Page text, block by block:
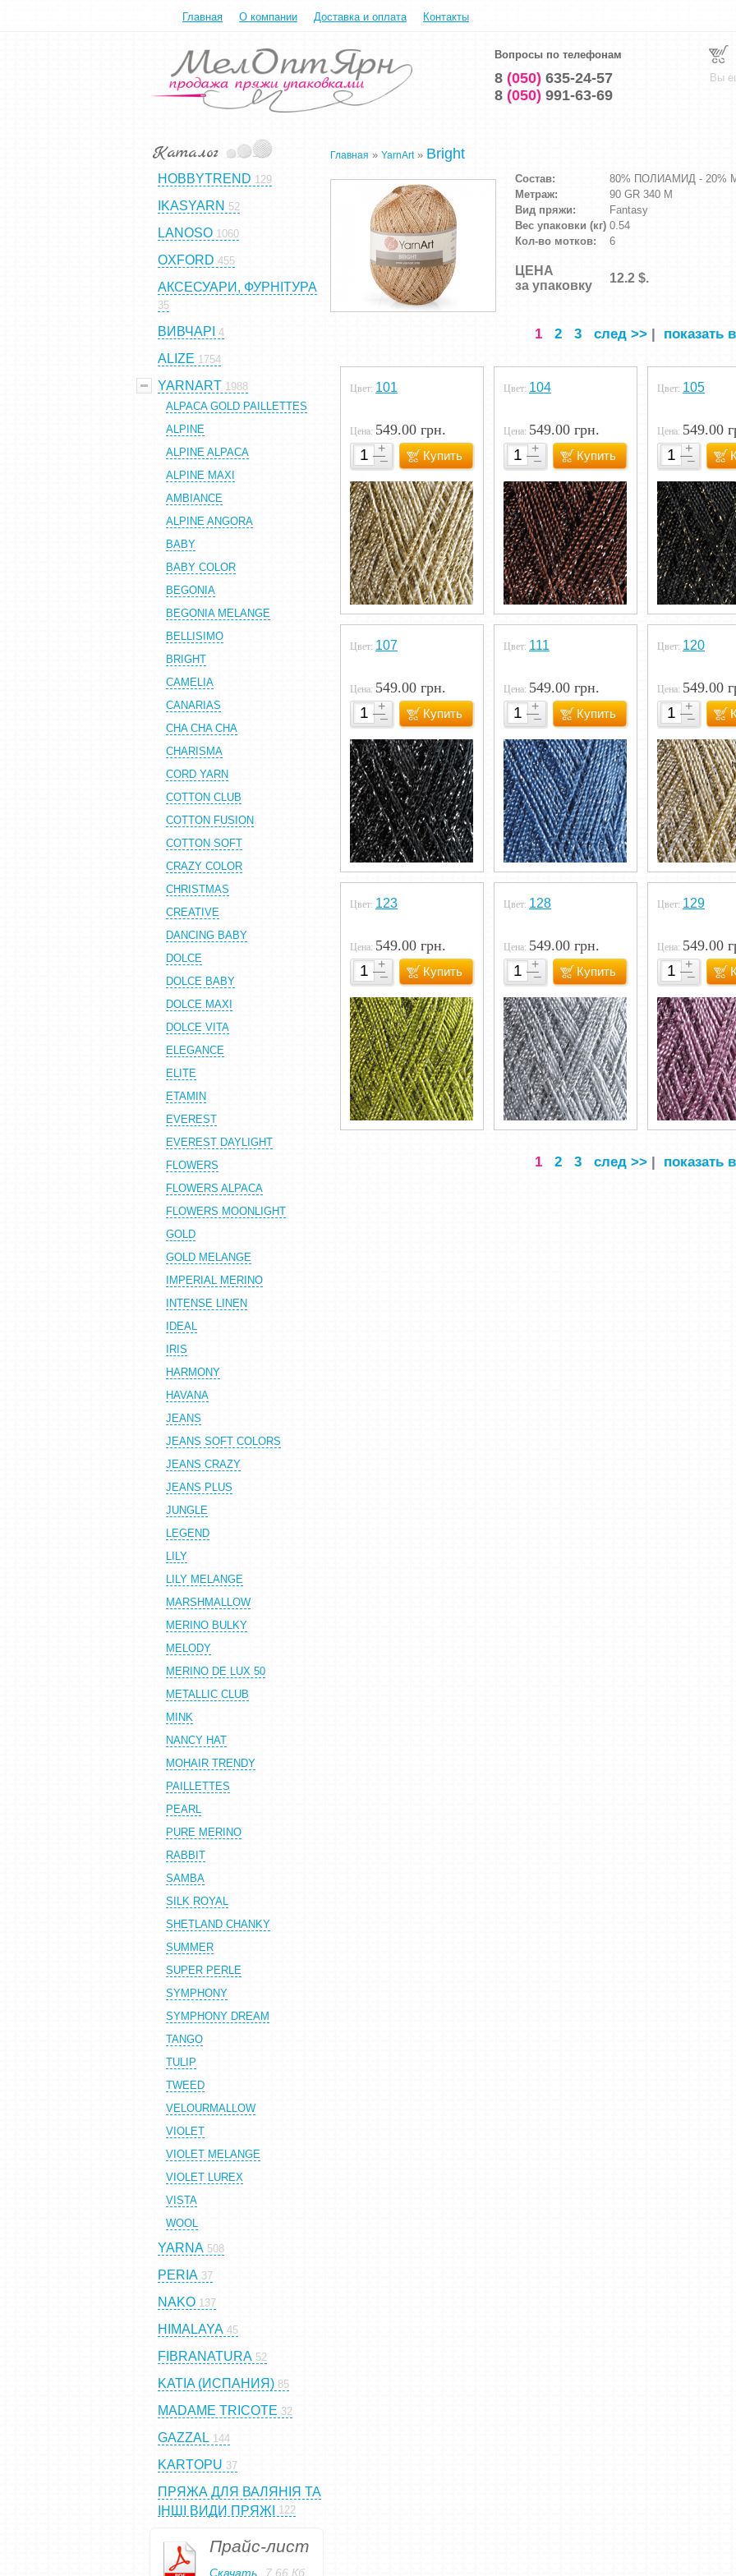
Главная О компании Доставка и оплата Контакты
Вопросы по телефонам
8 (050) 635-24-57
8 (050) 991-63-69
Вы
HOBBYTREND 129
IKASYARN 52
LANOSO 1060
OXFORD 455
АКСЕСУАРИ, ФУРНІТУРА
35
ВИВЧАРІ 4
ALIZE 1754
YARNART 1988
ALPACA GOLD PAILLETTES
ALPINE
ALPINE ALPACA
ALPINE MAXI
AMBIANCE
ALPINE ANGORA
BABY
BABY COLOR
BEGONIA
BEGONIA MELANGE
BELLISIMO
BRIGHT
CAMELIA
CANARIAS
CHA CHA CHA
CHARISMA
CORD YARN
COTTON CLUB
COTTON FUSION
COTTON SOFT
CRAZY COLOR
CHRISTMAS
CREATIVE
DANCING BABY
DOLCE
DOLCE BABY
DOLCE MAXI
DOLCE VITA
ELEGANCE
ELITE
ETAMIN
EVEREST
EVEREST DAYLIGHT
FLOWERS
FLOWERS ALPACA
FLOWERS MOONLIGHT
GOLD
GOLD MELANGE
IMPERIAL MERINO
INTENSE LINEN
IDEAL
IRIS
HARMONY
HAVANA
JEANS
JEANS SOFT COLORS
JEANS CRAZY
JEANS PLUS
JUNGLE
LEGEND
LILY
LILY MELANGE
MARSHMALLOW
MERINO BULKY
MELODY
MERINO DE LUX 50
METALLIC CLUB
MINK
NANCY HAT
MOHAIR TRENDY
PAILLETTES
PEARL
PURE MERINO
RABBIT
SAMBA
SILK ROYAL
SHETLAND CHANKY
SUMMER
SUPER PERLE
SYMPHONY
SYMPHONY DREAM
TANGO
TULIP
TWEED
VELOURMALLOW
VIOLET
VIOLET MELANGE
VIOLET LUREX
VISTA
WOOL
YARNA 508
PERIA 37
NAKO 137
HIMALAYA 45
FIBRANATURA 52
KATIA (ИСПАНИЯ) 85
MADAME TRICOTE 32
GAZZAL 144
KARTOPU 37
ПРЯЖА ДЛЯ ВАЛЯНІЯ ТА
ІНШІ ВИДИ ПРЯЖІ 122
Прайс-лист
Скачать 7,66 Кб
Главная » YarnArt» Bright
Состав:
80% ПОЛИАМИД - 20%
Метраж:
90 GR 340 M
Вид пряжи:
Fantasy
Вес упаковки (кг) 0.54
Кол-во мотков:
6
ЦЕНА
за упаковку
12.2 $.
1 2 3 след >>| показать
Цвет: 101
Цена: 549.00 грн.
Купить
Цвет: 104
Цена: 549.00 грн.
Купить
Цвет: 105
Цена: 549.00
Цвет: 107
Цена: 549.00 грн.
Купить
Цвет: 111
Цена: 549.00 грн.
Купить
Цвет: 120
Цена: 549.00
Цвет: 123
Цена: 549.00 грн.
Купить
Цвет: 128
Цена: 549.00 грн.
Купить
Цвет: 129
Цена: 549.00
1 2 3 след >>| показать